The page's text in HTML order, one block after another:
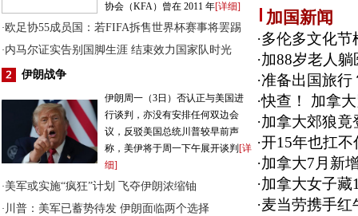
协会（KFA）曾在 2011 年[详细]
·欧足协55成员国：若FIFA拆售世界杯赛事将罢踢
·内马尔证实告别国脚生涯 结束效力国家队时光
伊朗战争
伊朗周一（3日）否认正与美国进
行谈判，亦没有安排任何双边会
议，反驳美国总统川普较早前声
称，美伊将于周一下午展开谈判 [详
细]
·美军或实施“疯狂”计划 飞夺伊朗浓缩铀
· 川普：美军已蓄势待发 伊朗面临两个选择
加国新闻
·多伦多文化节
·加88岁老人
·准备出国旅行
·快查！ 加拿
·加拿大郊狼竟
·开15年也扛
·加拿大7月新
·加拿大女子藏
·麦当劳携手红